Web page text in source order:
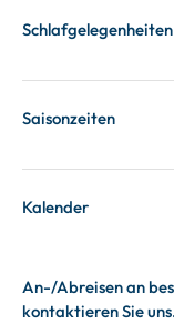
Schlafgelegenheiten
Saisonzeiten
Kalender